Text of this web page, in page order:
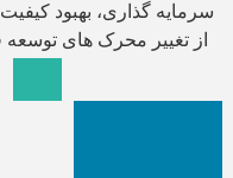
سرمایه گذاری، بهبود
از تغییر محرک های توسعه